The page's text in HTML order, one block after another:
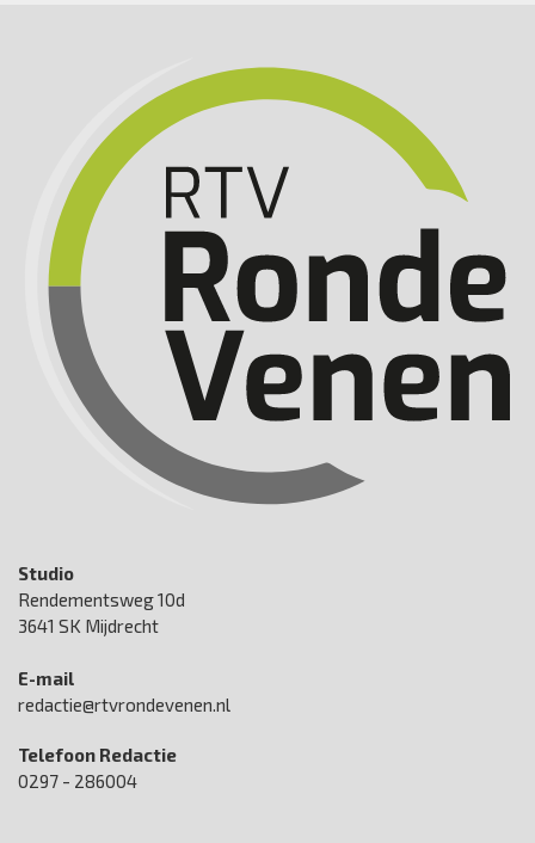
Studio
Rendementsweg 10d
3641 SK Mijdrecht
E-mail
redactie@rtvrondevenen.nl
Telefoon Redactie
0297 - 286004